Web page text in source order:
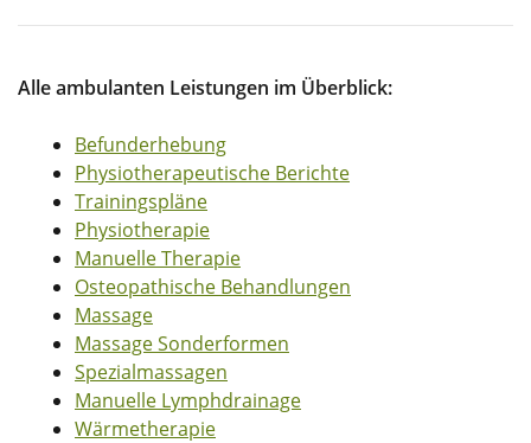
Alle ambulanten Leistungen im Überblick:
Befunderhebung
Physiotherapeutische Berichte
Trainingspläne
Physiotherapie
Manuelle Therapie
Osteopathische Behandlungen
Massage
Massage Sonderformen
Spezialmassagen
Manuelle Lymphdrainage
Wärmetherapie